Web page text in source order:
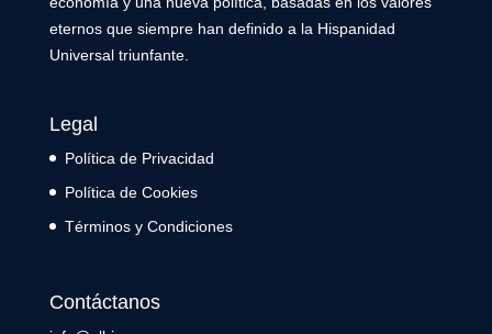
eternos que siempre han definido a la Hispanidad
Universal triunfante.
Legal
Política de Privacidad
Política de Cookies
Términos y Condiciones
Contáctanos